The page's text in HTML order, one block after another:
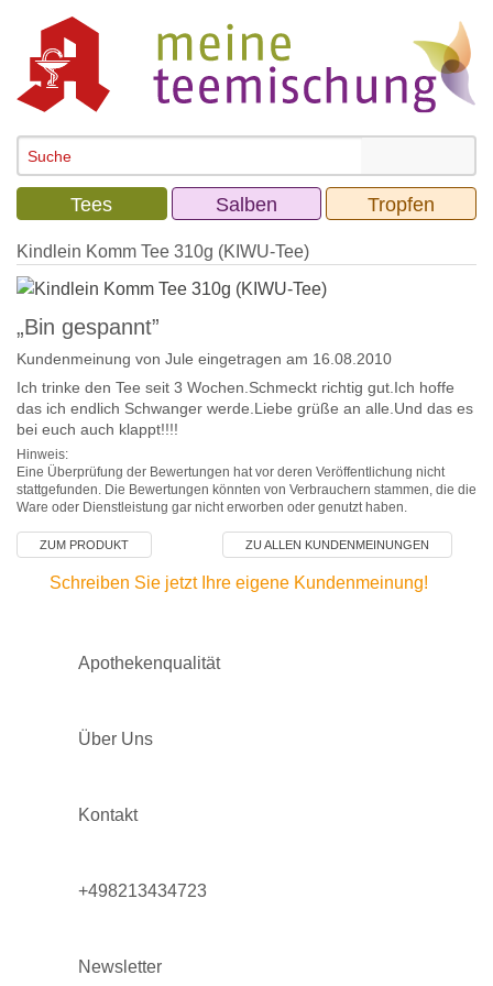
Tees Salben Tropfen
Kindlein Komm Tee 310g (KIWU-Tee)
„Bin gespannt”
Kundenmeinung von Jule eingetragen am 16.08.2010
Ich trinke den Tee seit 3 Wochen.Schmeckt richtig gut.Ich hoffe
das ich endlich Schwanger werde.Liebe grüße an alle.Und das es
bei euch auch klappt!!!!
Hinweis:
Eine Überprüfung der Bewertungen hat vor deren Veröffentlichung nicht
stattgefunden. Die Bewertungen könnten von Verbrauchern stammen, die die
Ware oder Dienstleistung gar nicht erworben oder genutzt haben.
ZUM PRODUKT ZU ALLEN KUNDENMEINUNGEN
Schreiben Sie jetzt Ihre eigene Kundenmeinung!
Apothekenqualität
Über Uns
Kontakt
+498213434723
Newsletter